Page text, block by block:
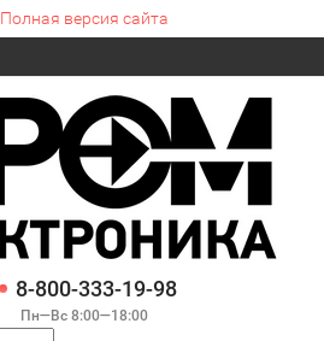
Полная версия сайта
8-800-333-19-98
Пн—Вс 8:00—18:00